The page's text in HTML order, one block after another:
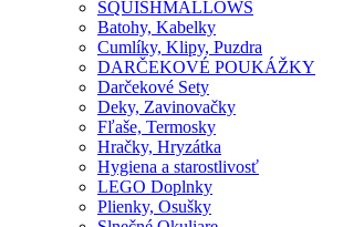
SQUISHMALLOWS
Batohy, Kabelky
Cumlíky, Klipy, Puzdra
DARČEKOVÉ POUKÁŽKY
Darčekové Sety
Deky, Zavinovačky
Fľaše, Termosky
Hračky, Hryzátka
Hygiena a starostlivosť
LEGO Doplnky
Plienky, Osušky